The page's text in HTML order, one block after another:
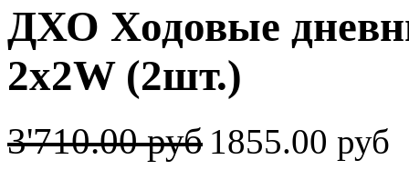
ДХО Ходовые
2x2W (2шт.)
3'710.00 руб 1855.00 руб